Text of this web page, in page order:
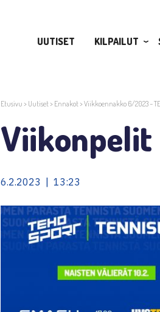
UUTISET
KILPAILUT
Etusivu > Uutiset> Ennakot>Viikkoennakko 6/2023 –
Viikonpelit
6.2.2023 | 13:23